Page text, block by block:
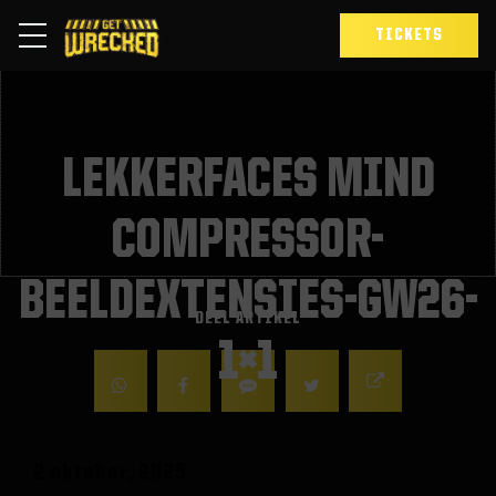
TICKETS
LEKKERFACES MIND
COMPRESSOR-
BEELDEXTENSIES-GW26-
1×1
DEEL ARTIKEL